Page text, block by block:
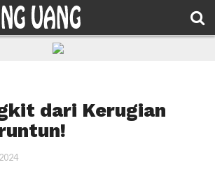
dari Kerugian